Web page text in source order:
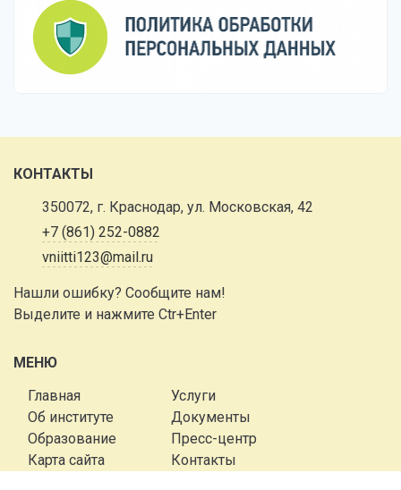
КОНТАКТЫ
350072, г. Краснодар, ул. Московская, 42
+7 (861) 252-0882
vniitti123@mail.ru
Нашли ошибку? Сообщите нам!
Выделите и нажмите Ctr+Enter
МЕНЮ
Главная
Услуги
Об институте
Документы
Образование
Пресс-центр
Карта сайта
Контакты